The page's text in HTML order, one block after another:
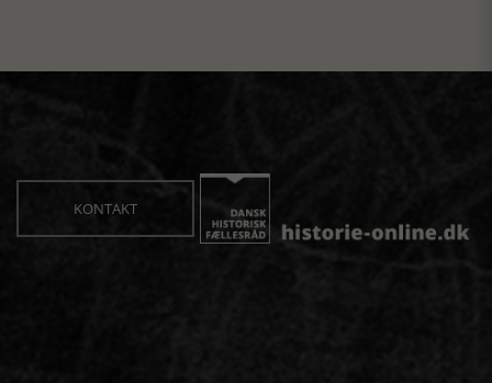
KONTAKT